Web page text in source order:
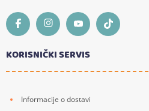
KORISNIČKI SERVIS
Informacije o dostavi